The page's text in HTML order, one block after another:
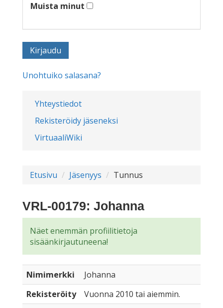
Yhteystiedot
Rekisteröidy jäseneksi
VirtuaaliWiki
Muista minut
Unohtuiko salasana?
Etusivu Jäsenyys Tunnus
VRL-00179: Johanna
Näet enemmän profiilitietoja
sisäänkirjautuneena!
Nimimerkki
Johanna
Rekisteröity
Vuonna 2010 tai aiemmin.